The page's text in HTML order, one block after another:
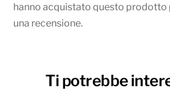
hanno acquistato questo prodotto
una recensione.
Ti potrebbe